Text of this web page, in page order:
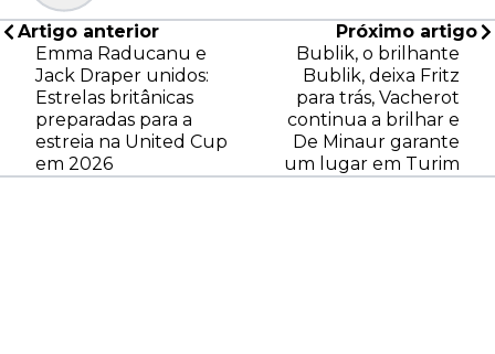
Artigo anterior
Emma Raducanu e
Jack Draper unidos:
Estrelas britânicas
preparadas para a
estreia na United Cup
em 2026
Próximo artigo
Bublik, o brilhante
Bublik, deixa Fritz
para trás, Vacherot
continua a brilhar e
De Minaur garante
um lugar em Turim